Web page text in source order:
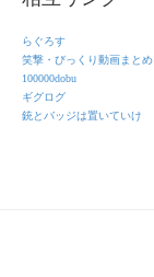
らぐろす
笑撃・びっくり動画まとめ
100000dobu
ギグログ
銃とバッジは置いていけ